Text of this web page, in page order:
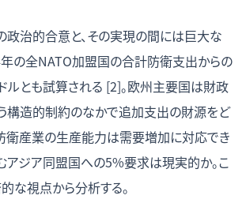
政治的合意と、その実現の間には巨大な
の全NATO加盟国の合計防衛支出からの
ルとも試算される [2]。欧州主要国は財政
構造的制約のなかで追加支出の財源をど
衛産業の生産能力は需要増加に対応でき
アジア同盟国への5%要求は現実的か。こ
な視点から分析する。